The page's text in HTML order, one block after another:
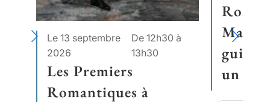
Le 13 septembre
2026
De 12h30 à
13h30
Les Premiers
Romantiques à
un